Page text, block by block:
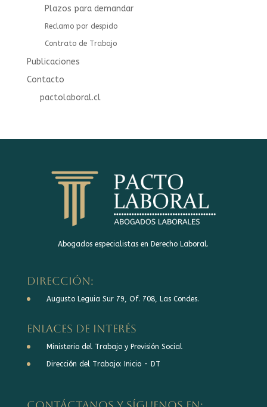
Plazos para demandar
Reclamo por despido
Contrato de Trabajo
Publicaciones
Contacto
pactolaboral.cl
Abogados especialistas en Derecho Laboral.
DIRECCIÓN:
Augusto Leguia Sur 79, Of. 708, Las Condes.
Enlaces de interés
Ministerio del Trabajo y Previsión Social
Dirección del Trabajo: Inicio - DT